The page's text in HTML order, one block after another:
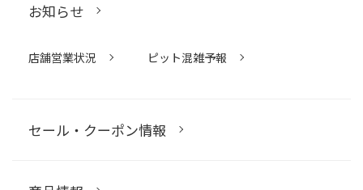
お知らせ
店舗営業状況 ピット混雑予報
セール・クーポン情報